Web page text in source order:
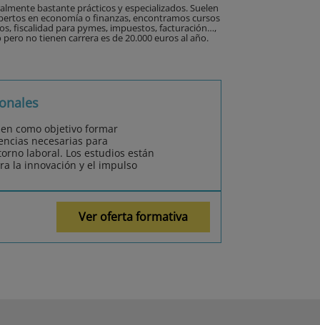
bastante prácticos y especializados. Suelen
en economía o finanzas, encontramos cursos
fiscalidad para pymes, impuestos, facturación…,
no tienen carrera es de 20.000 euros al año.
como objetivo formar
necesarias para
laboral. Los estudios están
la innovación y el impulso
Ver oferta formativa